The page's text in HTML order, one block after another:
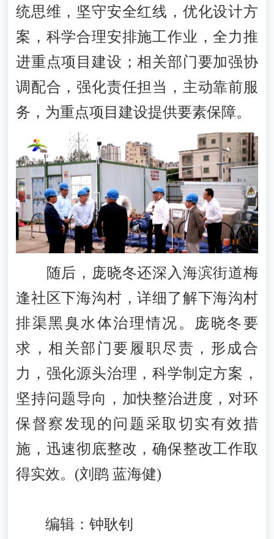
统思维，坚守安全红线，优化设计方
案，科学合理安排施工作业，全力推
进重点项目建设；相关部门要加强协
调配合，强化责任担当，主动靠前服
务，为重点项目建设提供要素保障。
随后，庞晓冬还深入海滨街道梅
逢社区下海沟村，详细了解下海沟村
排渠黑臭水体治理情况。庞晓冬要
求，相关部门要履职尽责，形成合
力，强化源头治理，科学制定方案，
坚持问题导向，加快整治进度，对环
保督察发现的问题采取切实有效措
施，迅速彻底整改，确保整改工作取
得实效。(刘鹍 蓝海健)
编辑：钟耿钊